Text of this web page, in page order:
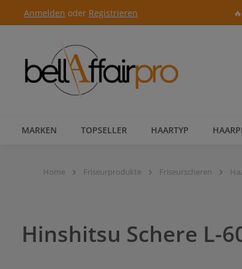
Hauptnavigation springen
Anmelden oder Registrieren
MARKEN TOPSELLER HAARTYP
Home Friseurprodukte Friseurscheren
Hinshitsu Schere L-